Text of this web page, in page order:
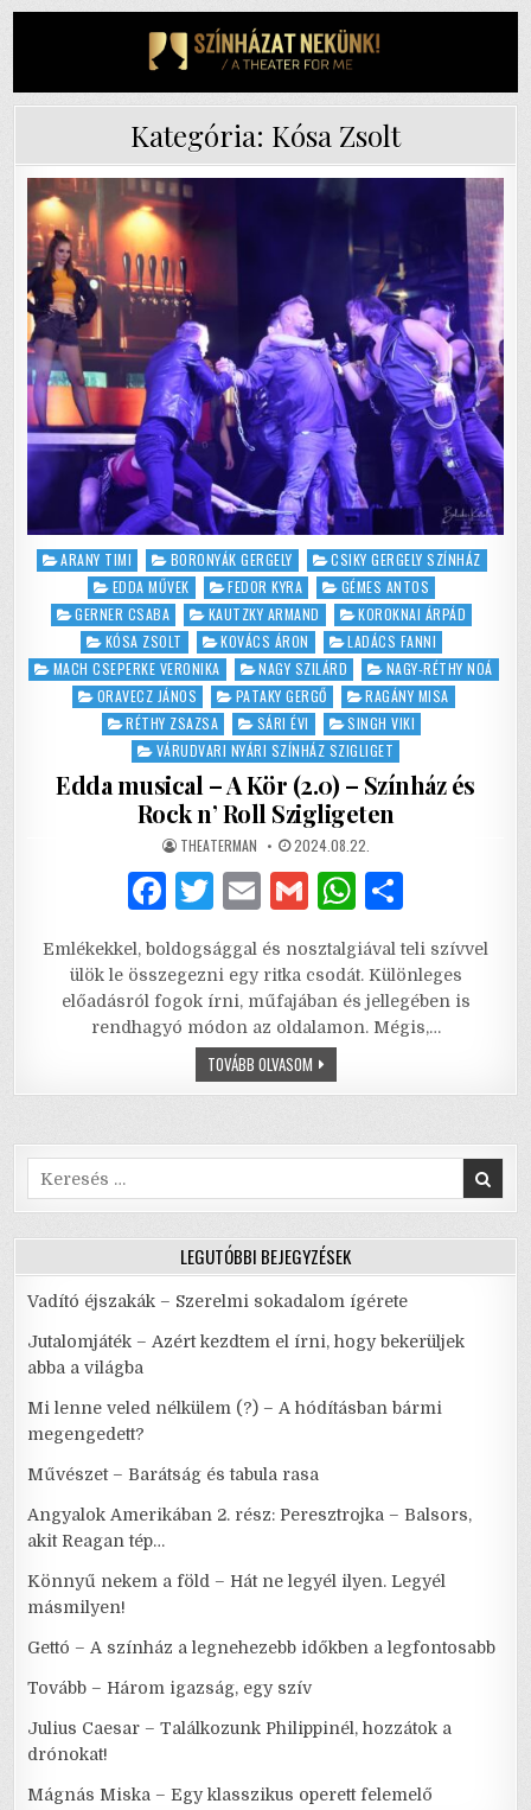
Kategória: Kósa Zsolt
Posted
ARANY TIMI BORONYÁK GERGELY
CSIKY GERGELY SZÍNHÁZ
EDDA MŰVEK
FEDOR KYRA
GÉMES ANTOS
GERNER CSABA
KAUTZKY ARMAND
KOROKNAI ÁRPÁD
KÓSA ZSOLT
KOVÁCS ÁRON
LADÁCS FANNI
MACH CSEPERKE VERONIKA
NAGY SZILÁRD
NAGY-RÉTHY NOÁ
ORAVECZ JÁNOS
PATAKY GERGŐ
RAGÁNY MISA
RÉTHY ZSAZSA
SÁRI ÉVI
SINGH VIKI
VÁRUDVARI NYÁRI SZÍNHÁZ SZIGLIGET
Edda musical – A Kör (2.0) – Színház és
Rock n’ Roll Szigligeten
AUTHOR:
THEATERMAN PUBLISHED
DATE:
2024.08.22.
F
c
e
b
k
T
it
te
r
E
ai
l
G
ai
l
W
at
s
A
ar
e
Emlékekkel, boldogsággal és nosztalgiával teli szívvel
ülök le összegezni egy ritka csodát. Különleges
előadásról fogok írni, műfajában és jellegében is
rendhagyó módon az oldalamon. Mégis,…
TOVÁBB OLVASOMEDDA
MUSICAL
–
(2.0)
–
ROCK
N’
ROLL
SZIGLIGETEN
Search
for:
LEGUTÓBBI BEJEGYZÉSEK
Vadító éjszakák – Szerelmi sokadalom ígérete
Jutalomjáték – Azért kezdtem el írni, hogy bekerüljek
abba a világba
Mi lenne veled nélkülem (?) – A hódításban bármi
megengedett?
Művészet – Barátság és tabula rasa
Angyalok Amerikában 2. rész: Peresztrojka – Balsors,
akit Reagan tép…
Könnyű nekem a föld – Hát ne legyél ilyen. Legyél
másmilyen!
Gettó – A színház a legnehezebb időkben a legfontosabb
Tovább – Három igazság, egy szív
Julius Caesar – Találkozunk Philippinél, hozzátok a
drónokat!
Mágnás Miska – Egy klasszikus operett felemelő